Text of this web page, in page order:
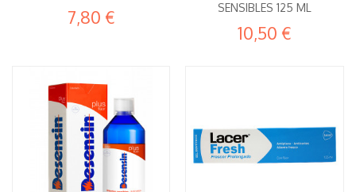
7,80 €
SENSIBLES 125 ML
10,50 €